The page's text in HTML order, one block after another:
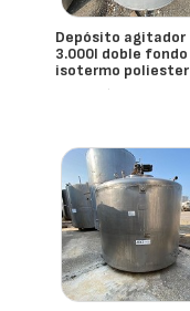
Depósito agitador
3.000l doble fondo
isotermo poliester
- España